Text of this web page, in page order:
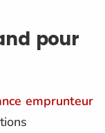
pour
emprunteur